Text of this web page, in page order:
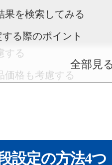
果を検索してみる
る際のポイント
する
価格も考慮する
利益を得るためのコツ
て高めの価格設定をす
全部見る
設定の方法4つ